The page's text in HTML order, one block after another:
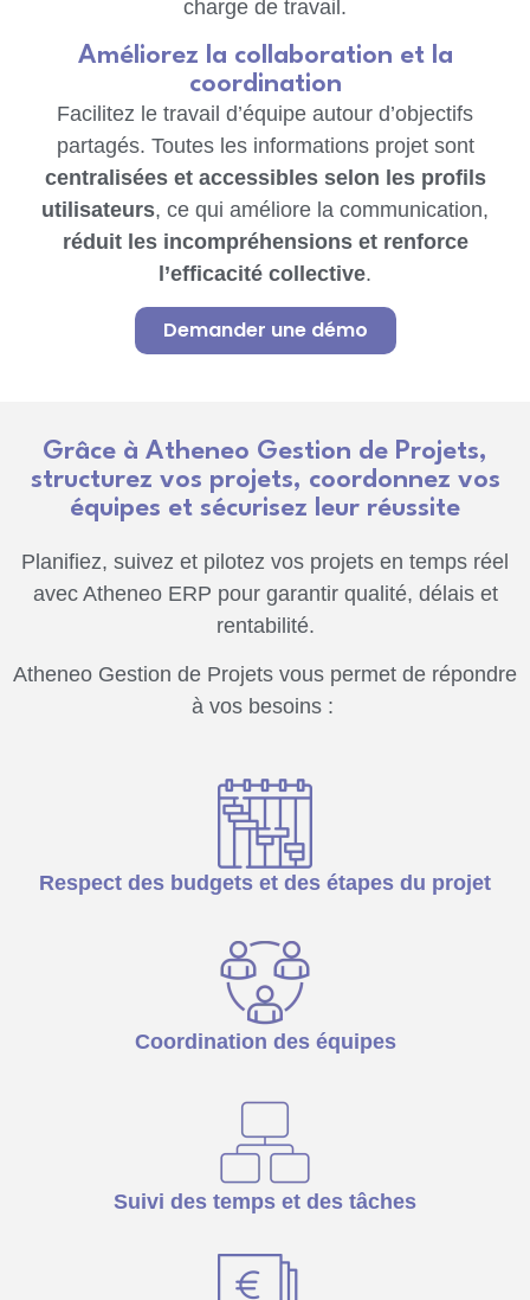
charge de travail.
Améliorez la collaboration et la
coordination
Facilitez le travail d’équipe autour d’objectifs
partagés. Toutes les informations projet sont
centralisées et accessibles selon les profils
utilisateurs, ce qui améliore la communication,
réduit les incompréhensions et renforce
l’efficacité collective.
Demander une démo
Grâce à Atheneo Gestion de Projets,
structurez vos projets, coordonnez vos
équipes et sécurisez leur réussite
Planifiez, suivez et pilotez vos projets en temps réel
avec Atheneo ERP pour garantir qualité, délais et
rentabilité.
Atheneo Gestion de Projets vous permet de répondre
à vos besoins :
Respect des budgets et des étapes du projet
Coordination des équipes
Suivi des temps et des tâches